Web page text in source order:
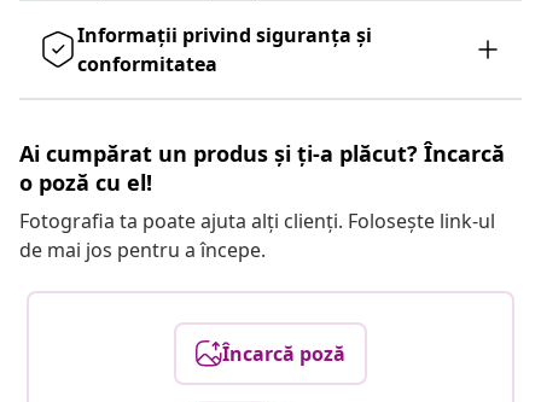
Informații privind siguranța și
conformitatea
Ai cumpărat un produs și ți-a plăcut? Încarcă
o poză cu el!
Fotografia ta poate ajuta alți clienți. Folosește link-ul
de mai jos pentru a începe.
Încarcă poză